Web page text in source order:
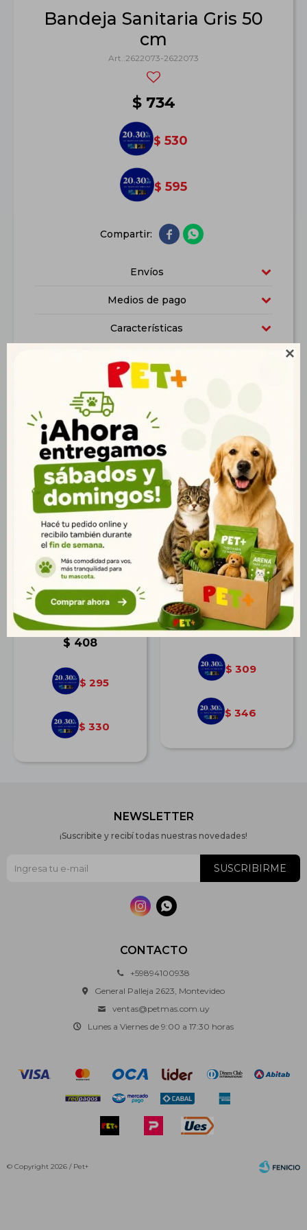

Bandeja Sanitaria Gris 50
cm
2622073-2622073
$ 734
$ 530
$ 595
 
Envíos
Medios de pago
Características
Productos que te pueden interesar
Kit Bandeja
C/Marco+Pala+Plato
Mp Bergamo
$ 408
$ 295
$ 330
Sanitario Organicat 7
$ 427
$ 309
$ 346
CONTACTO
+59894100938
General Palleja 2623, Montevideo
ventas@petmas.com.uy
Lunes a Viernes de 9:00 a 17:30 horas
NEWSLETTER
¡Suscribite y recibí todas nuestras novedades!
SUSCRIBIRME
 
© Copyright 2026 / Pet+